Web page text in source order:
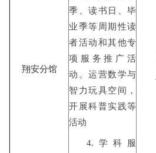
翔安分馆
季、读书日、毕
业季等周期性读
者活动和其他专
项服务推广活
动。运营数学与
智力玩具空间，
开展科普实践等
活动
4.学科服